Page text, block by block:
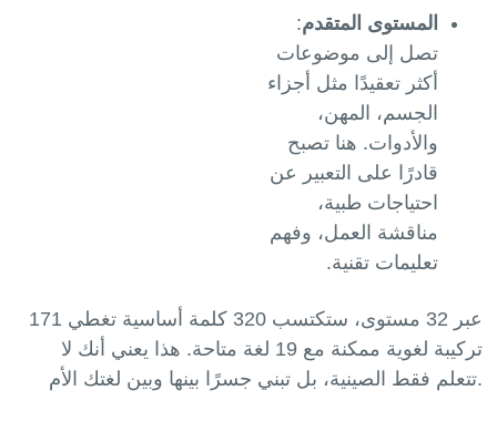
المستوى المتقدم:
تصل إلى موضوعات
أكثر تعقيدًا مثل أجزاء
الجسم، المهن،
والأدوات. هنا تصبح
قادرًا على التعبير عن
احتياجات طبية،
مناقشة العمل، وفهم
تعليمات تقنية.
عبر 32 مستوى، ستكتسب 320 كلمة أساسية تغطي 171
تركيبة لغوية ممكنة مع 19 لغة متاحة. هذا يعني أنك لا